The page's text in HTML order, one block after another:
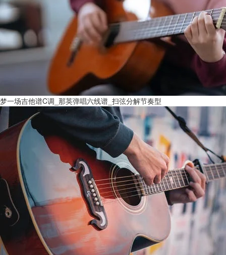
梦一场吉他谱C调_那英弹唱六线谱_扫弦分解节奏型